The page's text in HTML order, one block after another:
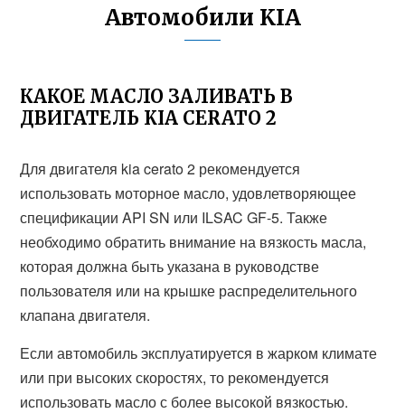
Автомобили KIA
КАКОЕ МАСЛО ЗАЛИВАТЬ В
ДВИГАТЕЛЬ KIA CERATO 2
Для двигателя kia cerato 2 рекомендуется
использовать моторное масло, удовлетворяющее
спецификации API SN или ILSAC GF-5. Также
необходимо обратить внимание на вязкость масла,
которая должна быть указана в руководстве
пользователя или на крышке распределительного
клапана двигателя.
Если автомобиль эксплуатируется в жарком климате
или при высоких скоростях, то рекомендуется
использовать масло с более высокой вязкостью.